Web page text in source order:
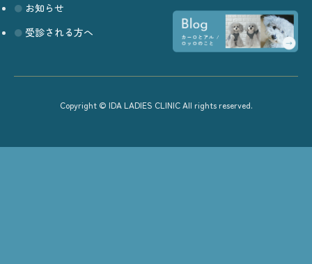
お知らせ
受診される方へ
Copyright © IDA LADIES CLINIC All rights reserved.